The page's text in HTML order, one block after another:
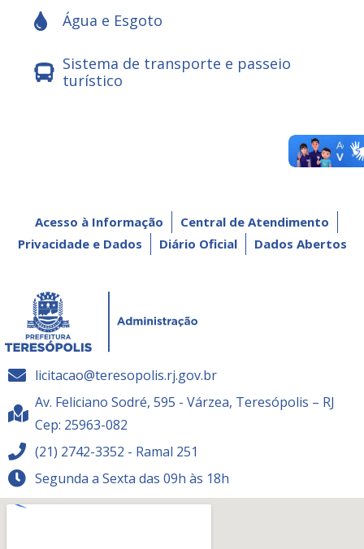
Água e Esgoto
Sistema de transporte e passeio
turístico
Acesso à Informação
Central de Atendimento
Privacidade e Dados
Diário Oficial Dados Abertos
licitacao@teresopolis.rj.gov.br
Av. Feliciano Sodré, 595 - Várzea, Teresópolis – RJ
Cep: 25963-082
(21) 2742-3352 - Ramal 251
Segunda a Sexta das 09h às 18h